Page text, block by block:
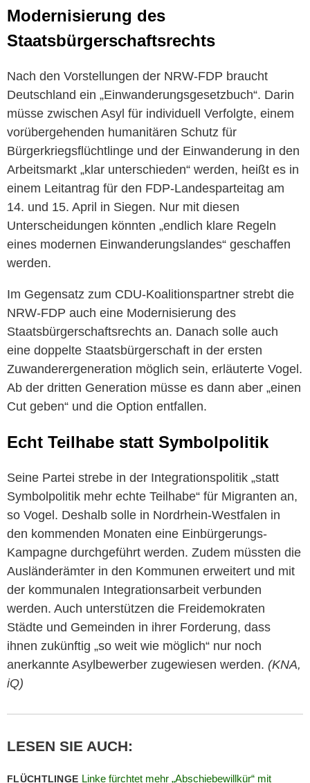
Modernisierung des
Staatsbürgerschaftsrechts
Nach den Vorstellungen der NRW-FDP braucht
Deutschland ein „Einwanderungsgesetzbuch“. Darin
müsse zwischen Asyl für individuell Verfolgte, einem
vorübergehenden humanitären Schutz für
Bürgerkriegsflüchtlinge und der Einwanderung in den
Arbeitsmarkt „klar unterschieden“ werden, heißt es in
einem Leitantrag für den FDP-Landesparteitag am
14. und 15. April in Siegen. Nur mit diesen
Unterscheidungen könnten „endlich klare Regeln
eines modernen Einwanderungslandes“ geschaffen
werden.
Im Gegensatz zum CDU-Koalitionspartner strebt die
NRW-FDP auch eine Modernisierung des
Staatsbürgerschaftsrechts an. Danach solle auch
eine doppelte Staatsbürgerschaft in der ersten
Zuwanderergeneration möglich sein, erläuterte Vogel.
Ab der dritten Generation müsse es dann aber „einen
Cut geben“ und die Option entfallen.
Echt Teilhabe statt Symbolpolitik
Seine Partei strebe in der Integrationspolitik „statt
Symbolpolitik mehr echte Teilhabe“ für Migranten an,
so Vogel. Deshalb solle in Nordrhein-Westfalen in
den kommenden Monaten eine Einbürgerungs-
Kampagne durchgeführt werden. Zudem müssten die
Ausländerämter in den Kommunen erweitert und mit
der kommunalen Integrationsarbeit verbunden
werden. Auch unterstützen die Freidemokraten
Städte und Gemeinden in ihrer Forderung, dass
ihnen zukünftig „so weit wie möglich“ nur noch
anerkannte Asylbewerber zugewiesen werden. (KNA,
iQ)
LESEN SIE AUCH:
FLÜCHTLINGE Linke fürchtet mehr „Abschiebewillkür“ mit